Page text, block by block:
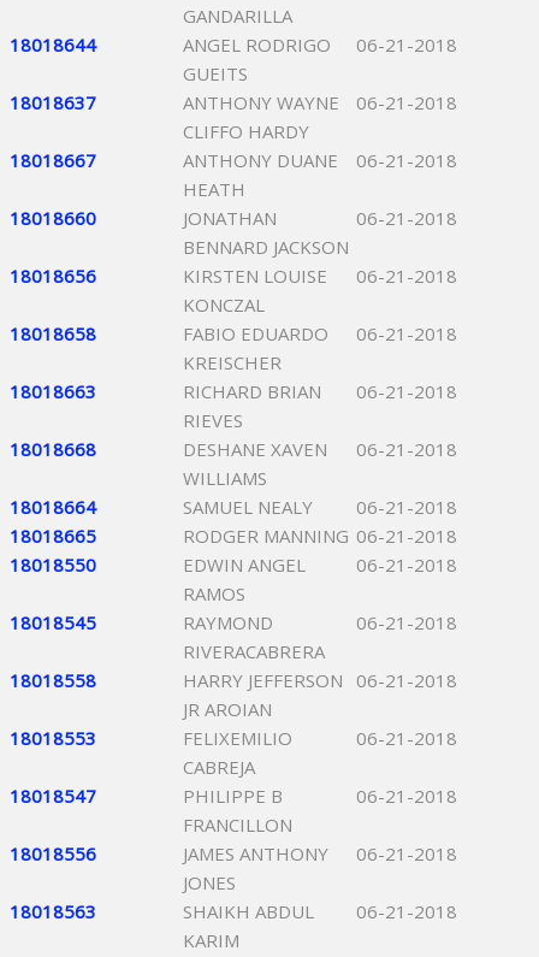
GANDARILLA
18018644
ANGEL RODRIGO
GUEITS
06-21-2018
18018637
ANTHONY WAYNE
CLIFFO HARDY
06-21-2018
18018667
ANTHONY DUANE
HEATH
06-21-2018
18018660
JONATHAN
BENNARD JACKSON
06-21-2018
18018656
KIRSTEN LOUISE
KONCZAL
06-21-2018
18018658
FABIO EDUARDO
KREISCHER
06-21-2018
18018663
RICHARD BRIAN
RIEVES
06-21-2018
18018668
DESHANE XAVEN
WILLIAMS
06-21-2018
18018664 SAMUEL NEALY
06-21-2018
18018665
RODGER MANNING 06-21-2018
18018550
EDWIN ANGEL
RAMOS
06-21-2018
18018545
RAYMOND
RIVERACABRERA
06-21-2018
18018558
HARRY JEFFERSON
JR AROIAN
06-21-2018
18018553
FELIXEMILIO
CABREJA
06-21-2018
18018547
PHILIPPE B
FRANCILLON
06-21-2018
18018556
JAMES ANTHONY
JONES
06-21-2018
18018563
SHAIKH ABDUL
KARIM
06-21-2018